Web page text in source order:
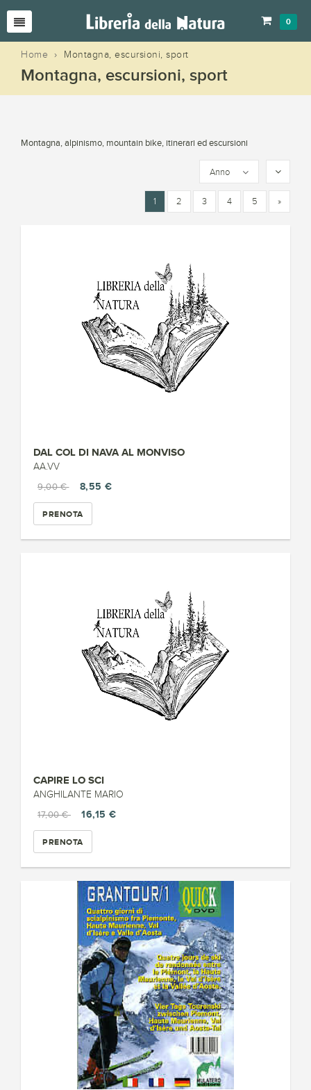
0
Home › Montagna, escursioni, sport
Montagna, escursioni, sport
Montagna, alpinismo, mountain bike, itinerari ed escursioni
Anno
1 2 3 4 5 »
DAL COL DI NAVA AL MONVISO
AA.VV
9,00 €
8,55 €
PRENOTA
CAPIRE LO SCI
ANGHILANTE MARIO
17,00 €
16,15 €
PRENOTA